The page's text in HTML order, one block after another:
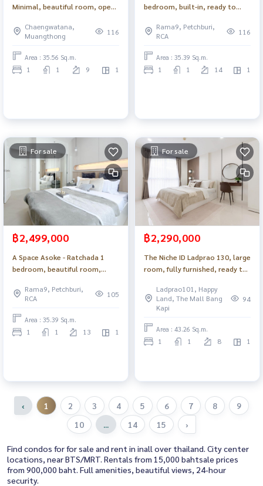
Minimal, beautiful room, open
good central area_Do875 .
Chaengwatana,
Muangthong
116
Area : 35.56 Sq.m.
1 1 9 1
bedroom, built-in, ready to
.
Rama9, Petchburi,
RCA
116
Area : 35.39 Sq.m.
1 1 14 1
For sale
฿2,499,000
A Space Asoke - Ratchada 1
bedroom, beautiful room,
Rama9, Petchburi,
RCA
105
Area : 35.39 Sq.m.
1 1 13 1
For sale
฿2,290,000
The Niche ID Ladprao 130, large
room, fully furnished, ready to
Ladprao101, Happy
Land, The Mall Bang
Kapi
94
Area : 43.26 Sq.m.
1 1 8 1
‹ 1 2 3 4 5 6 7 8
9
10
14 15 ›
Find condos for for sale and rent in inall over thailand. City center
locations, near BTS/MRT. Rentals from 15,000 bahtsale prices
from 900,000 baht. Full amenities, beautiful views, 24-hour
security.